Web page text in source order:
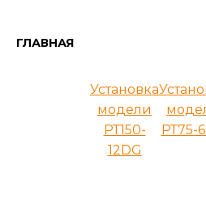
ГЛАВНАЯ
Установка
модели
РТ150-
12DG
РТ75-